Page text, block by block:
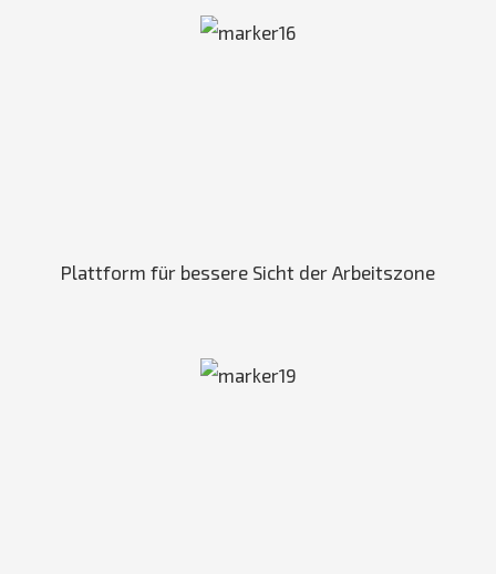
Plattform für bessere Sicht der Arbeitszone